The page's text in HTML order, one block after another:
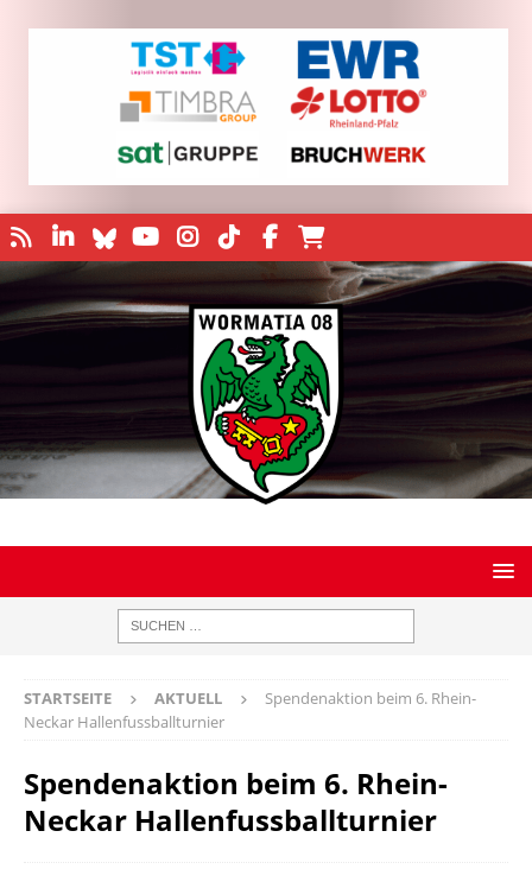
STARTSEITE AKTUELL
Spendenaktion beim 6. Rhein-
Neckar Hallenfussballturnier
Spendenaktion beim 6. Rhein-
Neckar Hallenfussballturnier